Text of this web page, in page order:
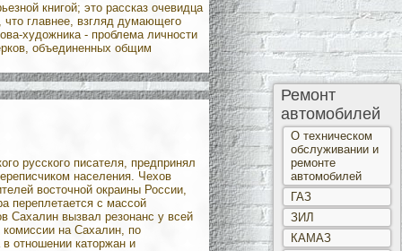
Ремонт
автомобилей
О техническом
обслуживании и
ремонте
автомобилей
ГАЗ
ЗИЛ
КАМАЗ
книгой; это рассказ очевидца
что главнее, взгляд думающего
художника - проблема личности
объединенных общим
русского писателя, предпринял
населения. Чехов
восточной окраины России,
переплетается с массой
Сахалин вызвал резонанс у всей
на Сахалин, по
в отношении каторжан и